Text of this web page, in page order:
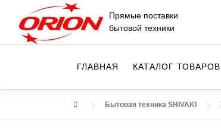
содержимому
Прямые поставки
бытовой техники
ГЛАВНАЯ КАТАЛОГ ТОВАРОВ
Бытовая техника SHIVAKI